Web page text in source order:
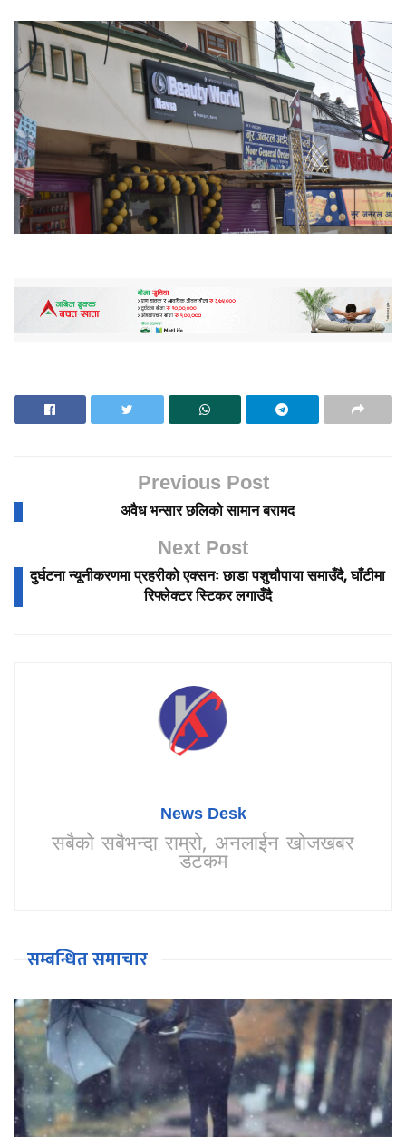
Previous Post
अवैध भन्सार छलिको सामान बरामद
Next Post
दुर्घटना न्यूनीकरणमा प्रहरीको एक्सनः छाडा पशुचौपाया समाउँदै, घाँटीमा
रिफ्लेक्टर स्टिकर लगाउँदै
News Desk
सबैको सबैभन्दा राम्रो, अनलाईन खोजखबर
डटकम
सम्बन्धित समाचार